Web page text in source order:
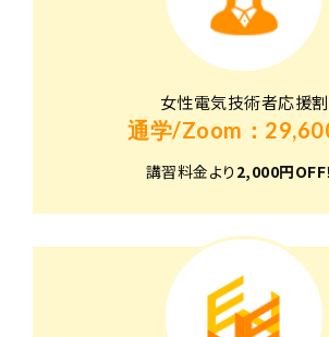
女性電気技術者応援割
通学/Zoom：
講習料金より 2,000円OFF